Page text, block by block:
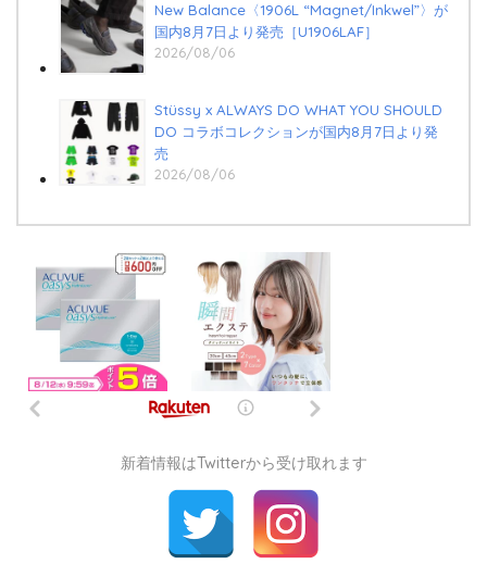
New Balance〈1906L “Magnet/Inkwel”〉が
国内8月7日より発売［U1906LAF］
2026/08/06
Stüssy x ALWAYS DO WHAT YOU SHOULD
DO コラボコレクションが国内8月7日より発
売
2026/08/06
新着情報はTwitterから受け取れます